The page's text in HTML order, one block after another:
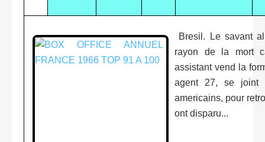
Bresil. Le savant
rayon de la mort
assistant vend la
agent 27, se joint
americains, pour
ont disparu...